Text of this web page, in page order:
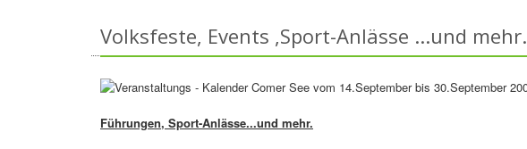
Volksfeste, Events ,Sport-Anlässe ...und mehr.
Führungen, Sport-Anlässe...und mehr.